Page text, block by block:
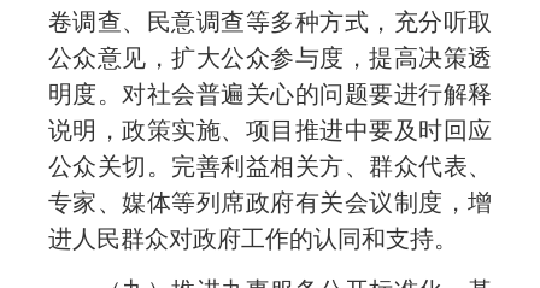
卷调查、民意调查等多种方式，充分听取
公众意见，扩大公众参与度，提高决策透
明度。对社会普遍关心的问题要进行解释
说明，政策实施、项目推进中要及时回应
公众关切。完善利益相关方、群众代表、
专家、媒体等列席政府有关会议制度，增
进人民群众对政府工作的认同和支持。